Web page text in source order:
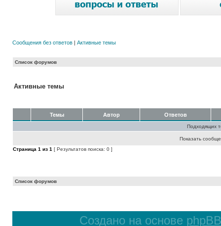
Сообщения без ответов | Активные темы
Список форумов
Активные темы
Темы Автор Ответов
Подходящих
Показать
Страница 1 из 1 [ Результатов поиска: 0 ]
Список форумов
Создано на основе phpBB